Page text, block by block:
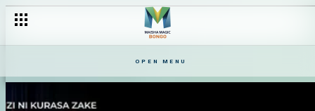
OPEN MENU